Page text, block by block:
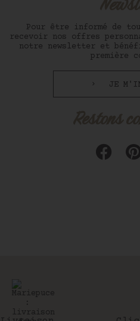
Pour être informé de
recevoir nos offres
notre newsletter et
première
JE